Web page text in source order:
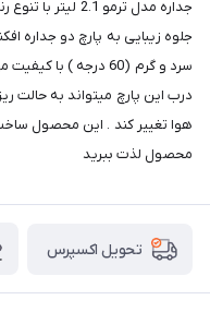
جداره مدل ترمو
جلوه زیبایی به پارچ دو جداره
سرد و گرم (60 درجه )
درب این پارچ میتواند به حالت
هوا تغییر کند . این محصول
محصول لذت ببرید
تحویل اکسپرس